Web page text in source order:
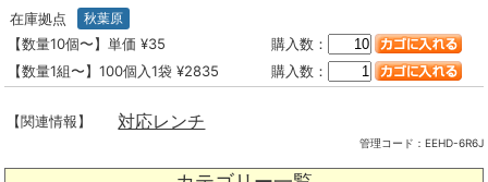
在庫拠点 秋葉原
【数量10個〜】単価 ¥35
購入数：
【数量1組〜】100個入1袋 ¥2835
購入数：
【関連情報】 対応レンチ
管理コード： EEHD-6R6J